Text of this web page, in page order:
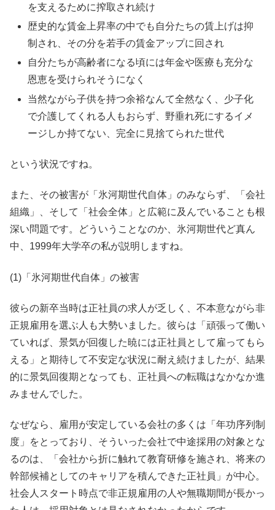
を支えるために搾取され続け
歴史的な賃金上昇率の中でも自分たちの賃上げは抑
制され、その分を若手の賃金アップに回され
自分たちが高齢者になる頃には年金や医療も充分な
恩恵を受けられそうになく
当然ながら子供を持つ余裕なんて全然なく、少子化
で介護してくれる人もおらず、野垂れ死にするイメ
ージしか持てない、完全に見捨てられた世代
という状況ですね。
また、その被害が「氷河期世代自体」のみならず、「会社
組織」、そして「社会全体」と広範に及んでいることも根
深い問題です。どういうことなのか、氷河期世代ど真ん
中、1999年大学卒の私が説明しますね。
(1)「氷河期世代自体」の被害
彼らの新卒当時は正社員の求人が乏しく、不本意ながら非
正規雇用を選ぶ人も大勢いました。彼らは「頑張って働い
ていれば、景気が回復した暁には正社員として雇ってもら
える」と期待して不安定な状況に耐え続けましたが、結果
的に景気回復期となっても、正社員への転職はなかなか進
みませんでした。
なぜなら、雇用が安定している会社の多くは「年功序列制
度」をとっており、そういった会社で中途採用の対象とな
るのは、「会社から折に触れて教育研修を施され、将来の
幹部候補としてのキャリアを積んできた正社員」が中心。
社会人スタート時点で非正規雇用の人や無職期間が長かっ